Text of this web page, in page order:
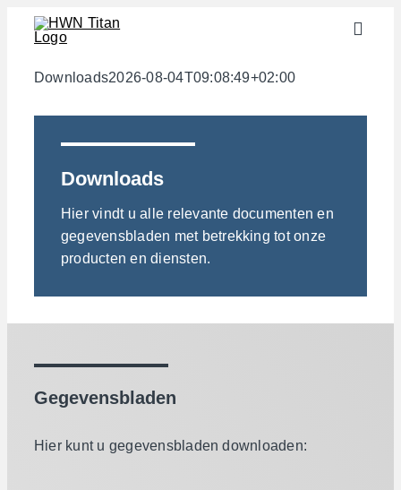
Skip
Toggle
Sectoren
Halffabricaten
Materialen
Services
Downloads
Over ons
Contact
Downloads2026-08-04T09:08:49+02:00
Downloads
Hier vindt u alle relevante documenten en
gegevensbladen met betrekking tot onze
producten en diensten.
Gegevensbladen
Hier kunt u gegevensbladen downloaden: